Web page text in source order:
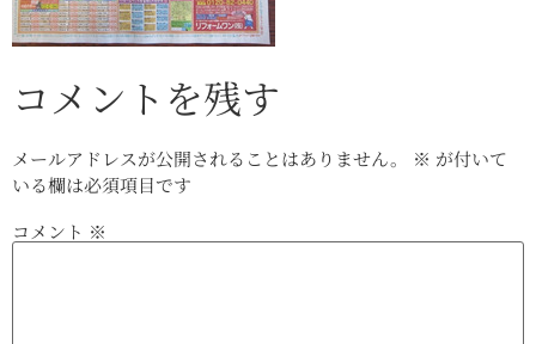
コメントを残す
メールアドレスが公開されることはありません。 ※ が付いて
いる欄は必須項目です
コメント ※